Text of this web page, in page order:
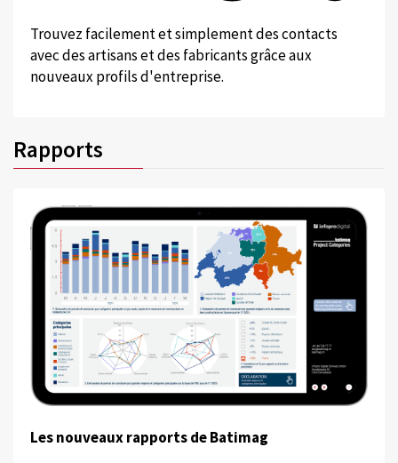
Trouvez facilement et simplement des contacts
avec des artisans et des fabricants grâce aux
nouveaux profils d'entreprise.
Rapports
Les nouveaux rapports de Batimag